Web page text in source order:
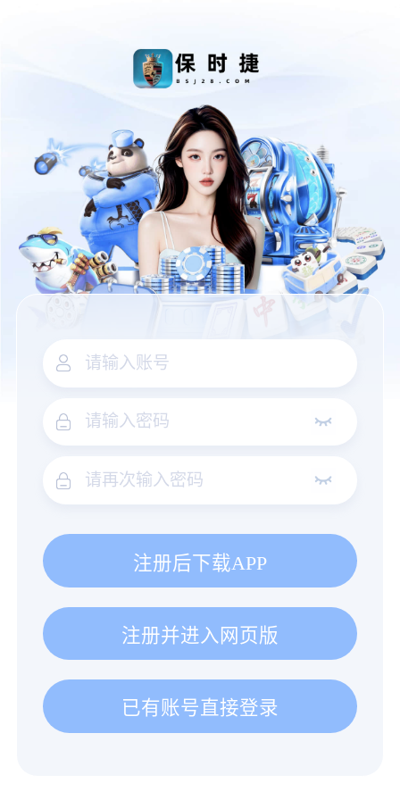
注册后下载APP
注册并进入网页版
已有账号直接登录